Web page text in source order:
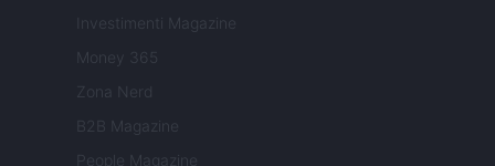
Investimenti Magazine
Money 365
Zona Nerd
B2B Magazine
People Magazine